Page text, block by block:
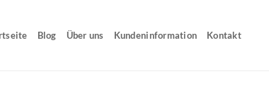
Blog Über uns Kundeninformation Kontakt